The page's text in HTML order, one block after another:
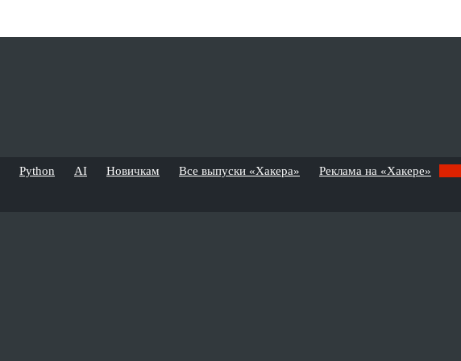
Python AI Новичкам Все выпуски «Хакера» Реклама на «Хакере»